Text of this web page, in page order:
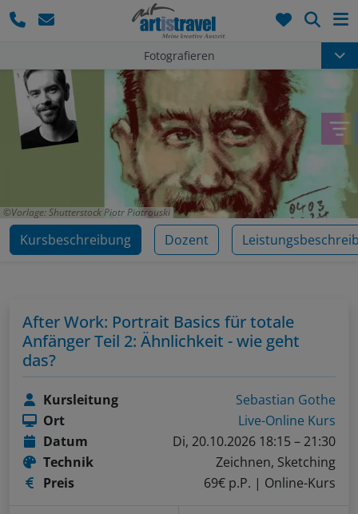
Fotografieren
Vorlage: Shutterstock Piotr Piatrouski
Kursbeschreibung Dozent
After Work: Portrait Basics für totale
Anfänger Teil 2: Ähnlichkeit - wie geht
das?
Kursleitung
Sebastian Gothe
Ort
Live-Online Kurs
Datum
Di, 20.10.2026 18:15 – 21:30
Technik
Zeichnen, Sketching
Preis
69€ p.P. | Online-Kurs